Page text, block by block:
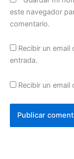
este navegador
comentario.
Recibir un
entrada.
Recibir un